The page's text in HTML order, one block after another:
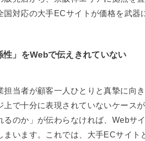
国対応の大手ECサイトが価格を武
」をWebで伝えきれていない
当者が顧客一人ひとりと真摯に向
で十分に表現されていないケース
のか」が伝わらなければ、Webサ
います。これでは、大手ECサイト